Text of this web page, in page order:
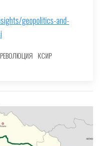
geopolitics-and-
КСИР